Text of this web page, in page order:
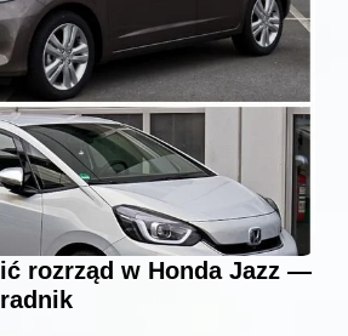
rozrząd w Honda Jazz —